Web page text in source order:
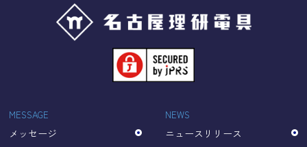
当サイトでは、より良いサービスの提供、またユーザビリ
ティの向上のため、Googleアナリティクスを使用し、当サ
イトの利用状況などのデータ収集及び解析を行っておりま
す。その際、「Cookie」を通じて、Googleがお客様のIPア
ドレスなどの情報を収集する場合がありますが、
「Cookie」で収集される情報は個人を特定できるものでは
収集されたデータはGoogleのプライバシーポリシーにおい
て管理されます。
なお、当サイトのご利用をもって、上述の方法・目的にお
MESSAGE
メッセージ
NEWS
ニュースリリース